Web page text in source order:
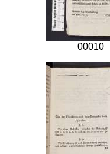
00010